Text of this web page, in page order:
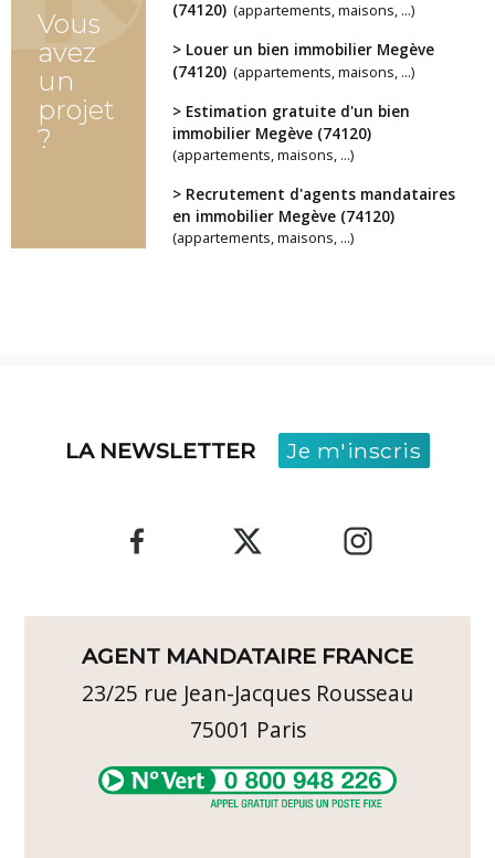
Vous
avez
un
projet
?
(74120) (appartements, maisons, ...)
> Louer un bien immobilier Megève
(74120) (appartements, maisons, ...)
> Estimation gratuite d'un bien
immobilier Megève (74120)
(appartements, maisons, ...)
> Recrutement d'agents mandataires
en immobilier Megève (74120)
(appartements, maisons, ...)
LA NEWSLETTER Je m'inscris
AGENT MANDATAIRE FRANCE
23/25 rue Jean-Jacques Rousseau
75001 Paris